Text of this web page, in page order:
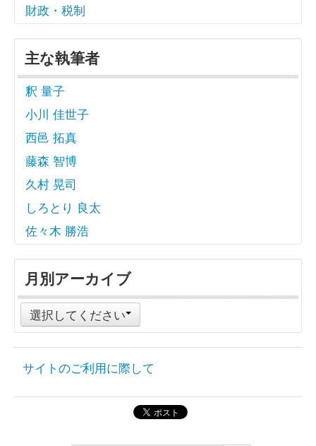
財政・税制
主な執筆者
釈 量子
小川 佳世子
西邑 拓真
藤森 智博
久村 晃司
しろとり 良太
佐々木 勝浩
月別アーカイブ
選択してください
サイトのご利用に際して